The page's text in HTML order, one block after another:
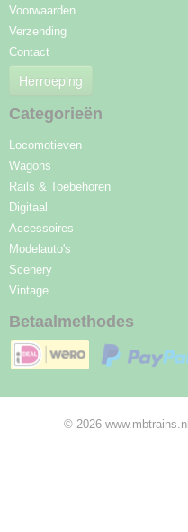
Voorwaarden
Verzending
Contact
Herroeping
Categorieën
Locomotieven
Wagons
Rails & Toebehoren
Digitaal
Accessoires
Modelauto's
Scenery
Vintage
Betaalmethodes
© 2026